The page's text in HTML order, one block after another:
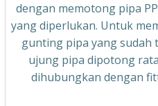
dengan memotong pipa
yang diperlukan. Untuk
gunting pipa yang sudah
ujung pipa dipotong
dihubungkan dengan